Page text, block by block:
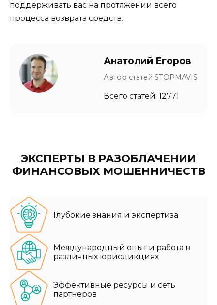
поддерживать вас на протяжении всего
процесса возврата средств.
Анатолий Егоров
Автор статей STOPMAVIS
Всего статей: 12771
ЭКСПЕРТЫ В РАЗОБЛАЧЕНИИ
ФИНАНСОВЫХ МОШЕННИЧЕСТВ
Глубокие знания и экспертиза
Международный опыт и работа в
различных юрисдикциях
Эффективные ресурсы и сеть
партнеров